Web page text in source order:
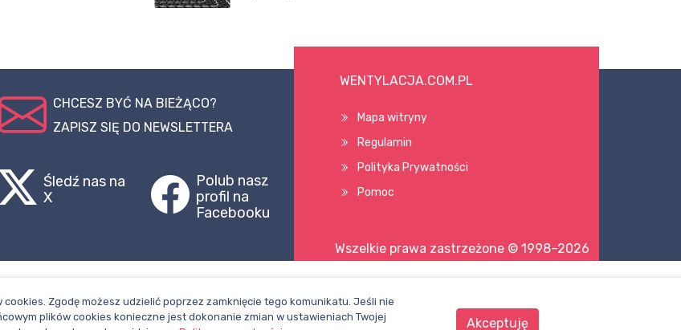
CHCESZ BYĆ NA BIEŻĄCO?
ZAPISZ SIĘ DO NEWSLETTERA
Śledź nas na
X
Polub nasz
profil na
Facebooku
WENTYLACJA.COM.PL
Mapa witryny
Regulamin
Polityka Prywatności
Pomoc
Wszelkie prawa zastrzeżone © 1998–2026
Zgodę możesz udzielić poprzez zamknięcie tego komunikatu. Jeśli nie
plików cookies konieczne jest dokonanie zmian w ustawieniach Twojej
Akceptuję